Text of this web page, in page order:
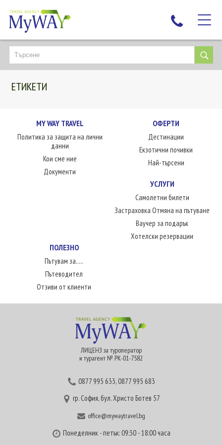
НАЙ-ТЪРСЕНИ
ДЕСТИНАЦИИ
ЕКЗОТИЧНИ ПОЧИВКИ
НОВА ГОДИНА
ПЪТУВАЙТЕ С ДЕЦА
ЛЮБОПИТНО
ЕТИКЕТИ
MY WAY TRAVEL
Политика за защита на лични
данни
Кои сме ние
Документи
ОФЕРТИ
Дестинации
Екзотични почивки
Най-търсени
УСЛУГИ
Самолетни билети
Застраховка Отмяна на пътуване
Ваучер за подарък
Хотелски резервации
ПОЛЕЗНО
Пътувам за.....
Пътеводител
Отзиви от клиенти
ЛИЦЕНЗ за туроператор
и турагент № РК-01-7582
0877 995 633,0877 995 683
гр. София, бул. Христо Ботев 57
office@mywaytravel.bg
Понеделник - петък: 09:30 - 18:00 часа